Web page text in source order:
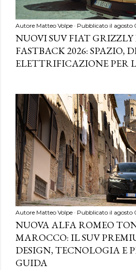
Autore Matteo Volpe Pubblicato il agosto
NUOVI SUV FIAT GRIZZLY
FASTBACK 2026: SPAZIO,
ELETTRIFICAZIONE PER
Autore Matteo Volpe Pubblicato il agosto
NUOVA ALFA ROMEO
MAROCCO: IL SUV
DESIGN, TECNOLOGIA E
GUIDA